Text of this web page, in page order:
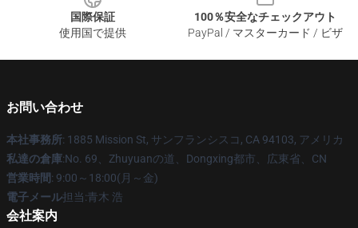
国際保証
使用国で提供
100％安全なチェックアウト
PayPal / マスターカード / ビザ
お問い合わせ
本社事務所: 1885 Mission St, サンフランシスコ, CA 94103, アメリカ
私達の倉庫:No. 69、Zhuyuanの道、Dongxing都市、広東省、CN
営業時間: 9:00～18:00(月～金)
電子メール担当:青木 浩
会社案内